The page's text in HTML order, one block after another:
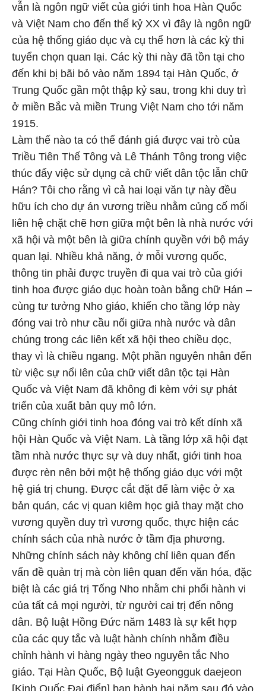
vẫn là ngôn ngữ viết của giới tinh hoa Hàn Quốc
và Việt Nam cho đến thế kỷ XX vì đây là ngôn ngữ
của hệ thống giáo dục và cụ thể hơn là các kỳ thi
tuyển chọn quan lại. Các kỳ thi này đã tồn tại cho
đến khi bị bãi bỏ vào năm 1894 tại Hàn Quốc, ở
Trung Quốc gần một thập kỷ sau, trong khi duy trì
ở miền Bắc và miền Trung Việt Nam cho tới năm
1915.
Làm thế nào ta có thể đánh giá được vai trò của
Triều Tiên Thế Tông và Lê Thánh Tông trong việc
thúc đẩy việc sử dụng cả chữ viết dân tộc lẫn chữ
Hán? Tôi cho rằng vì cả hai loại văn tự này đều
hữu ích cho dự án vương triều nhằm củng cố mối
liên hệ chặt chẽ hơn giữa một bên là nhà nước với
xã hội và một bên là giữa chính quyền với bộ máy
quan lại. Nhiều khả năng, ở mỗi vương quốc,
thông tin phải được truyền đi qua vai trò của giới
tinh hoa được giáo dục hoàn toàn bằng chữ Hán –
cùng tư tưởng Nho giáo, khiến cho tầng lớp này
đóng vai trò như cầu nối giữa nhà nước và dân
chúng trong các liên kết xã hội theo chiều dọc,
thay vì là chiều ngang. Một phần nguyên nhân đến
từ việc sự nổi lên của chữ viết dân tộc tại Hàn
Quốc và Việt Nam đã không đi kèm với sự phát
triển của xuất bản quy mô lớn.
Cũng chính giới tinh hoa đóng vai trò kết dính xã
hội Hàn Quốc và Việt Nam. Là tầng lớp xã hội đạt
tầm nhà nước thực sự và duy nhất, giới tinh hoa
được rèn nên bởi một hệ thống giáo dục với một
hệ giá trị chung. Được cắt đặt để làm việc ở xa
bản quán, các vị quan kiêm học giả thay mặt cho
vương quyền duy trì vương quốc, thực hiện các
chính sách của nhà nước ở tầm địa phương.
Những chính sách này không chỉ liên quan đến
vấn đề quản trị mà còn liên quan đến văn hóa, đặc
biệt là các giá trị Tống Nho nhằm chi phối hành vi
của tất cả mọi người, từ người cai trị đến nông
dân. Bộ luật Hồng Đức năm 1483 là sự kết hợp
của các quy tắc và luật hành chính nhằm điều
chỉnh hành vi hàng ngày theo nguyên tắc Nho
giáo. Tại Hàn Quốc, Bộ luật Gyeongguk daejeon
[Kinh Quốc Đại điển] ban hành hai năm sau đó vào